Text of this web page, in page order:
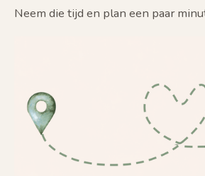
Neem die tijd en plan een paar